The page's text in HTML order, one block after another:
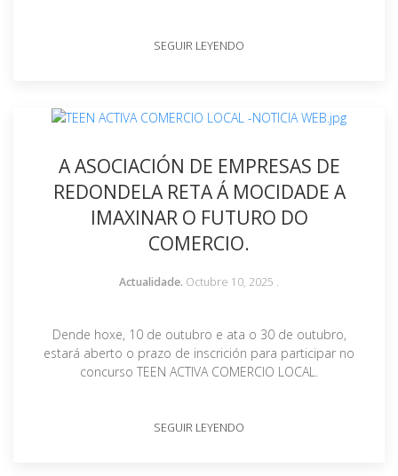
SEGUIR LEYENDO
A ASOCIACIÓN DE EMPRESAS DE
REDONDELA RETA Á MOCIDADE A
IMAXINAR O FUTURO DO
COMERCIO.
Actualidade. Octubre 10, 2025 .
Dende hoxe, 10 de outubro e ata o 30 de outubro,
estará aberto o prazo de inscrición para participar no
concurso TEEN ACTIVA COMERCIO LOCAL.
SEGUIR LEYENDO